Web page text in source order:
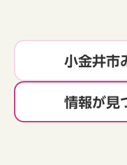
小金井市
情報が見